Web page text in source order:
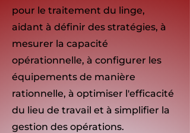
pour le traitement du linge,
aidant à définir des stratégies, à
mesurer la capacité
opérationnelle, à configurer les
équipements de manière
rationnelle, à optimiser l'efficacité
du lieu de travail et à simplifier la
gestion des opérations.